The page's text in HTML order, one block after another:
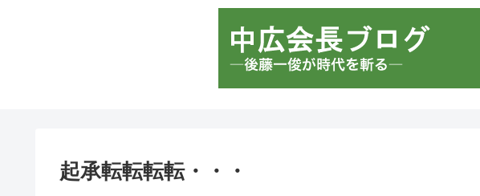
起承転転転転・・・